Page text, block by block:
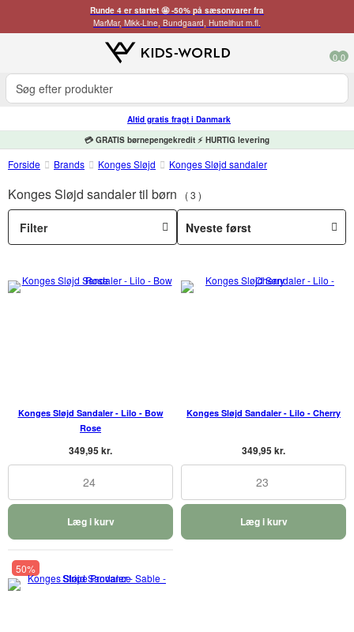
Runde 4 er startet 🤩 -50% på sæsonvarer fra
MarMar, Mikk-Line, Bundgaard, Huttelihut m.fl.
0 0
Altid gratis fragt i Danmark
💳 GRATIS børnepengekredit ⚡ HURTIG levering
Forside Brands Konges Sløjd Konges Sløjd sandaler
Konges Sløjd sandaler til børn 3
Filter
Konges Sløjd Sandaler - Lilo - Bow
Rose
349,95 kr.
24
Læg i kurv
Konges Sløjd Sandaler - Lilo - Cherry
349,95 kr.
23
Læg i kurv
50%